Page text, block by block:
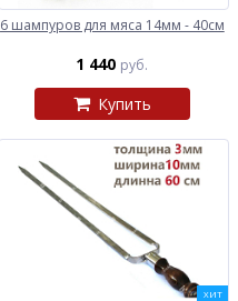
6 шампуров для мяса 14мм - 40см
1 440 руб.
Купить
ХИТ